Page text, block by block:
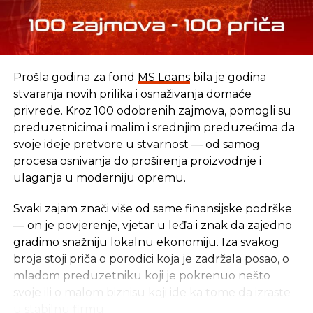
Budžet FBiH garantuje isplatu penzija
NE PROPUSTITE
BiH sve bliže ključnom dogovoru sa MMF-om
Prošla godina za fond MS Loansbila je godina
stvaranja novih prilika i osnaživanja domaće
privrede. Kroz 100 odobrenih zajmova, pomogli su
preduzetnicima i malim i srednjim preduzećima da
svoje ideje pretvore u stvarnost — od samog
procesa osnivanja do proširenja proizvodnje i
ulaganja u moderniju opremu.
Svaki zajam znači više od same finansijske podrške
— on je povjerenje, vjetar u leđa i znak da zajedno
gradimo snažniju lokalnu ekonomiju. Iza svakog
broja stoji priča o porodici koja je zadržala posao, o
mladom preduzetniku koji je pokrenuo nešto
svoje ili o malom biznisu koji ide ka tome da izraste